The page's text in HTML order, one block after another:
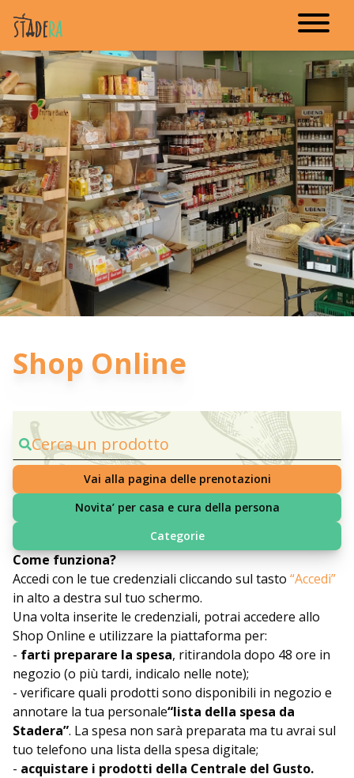
Shop Online
Cerca un prodotto
Vai alla pagina delle prenotazioni
Novita’ per casa e cura della persona
Categorie
Come funziona?
Accedi con le tue credenziali cliccando sul tasto “Accedi”
in alto a destra sul tuo schermo.
Una volta inserite le credenziali, potrai accedere allo
Shop Online e utilizzare la piattaforma per:
- farti preparare la spesa, ritirandola dopo 48 ore in
negozio (o più tardi, indicalo nelle note);
- verificare quali prodotti sono disponibili in negozio e
annotare la tua personale“lista della spesa da
Stadera”. La spesa non sarà preparata ma tu avrai sul
tuo telefono una lista della spesa digitale;
- acquistare i prodotti della Centrale del Gusto.